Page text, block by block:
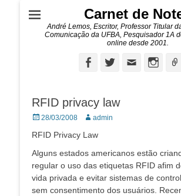
Carnet de
André Lemos, Escritor, Professor Titular
Comunicação da UFBA, Pesquisador 1A
online desde 2001.
FacebookTwitterEmail
RFID privacy law
Posted
28/03/2008 Autor:admin
RFID Privacy Law
Alguns estados americanos estão
regular o uso das etiquetas RFID afim
vida privada e evitar sistemas de
sem consentimento dos usuários.